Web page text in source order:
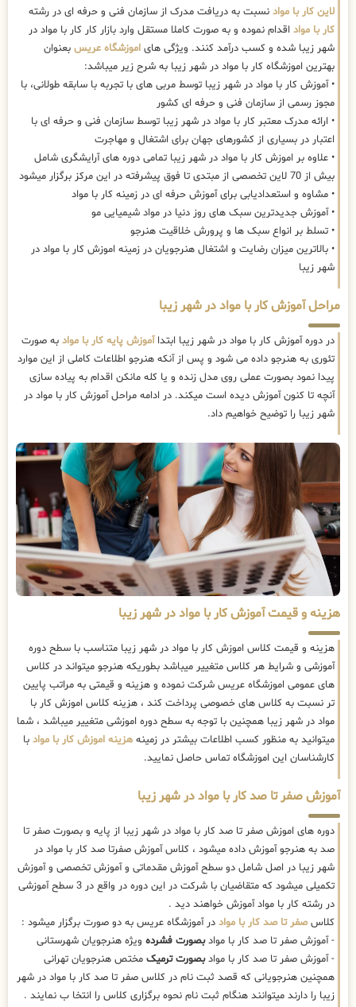
لاین کار با مواد نسبت به دریافت مدرک از سازمان فنی و حرفه ای در رشته
کار با مواد اقدام نموده و به صورت کاملا مستقل وارد بازار کار کار با مواد در
شهر زیبا شده و کسب درآمد کنند. ویژگی های اموزشگاه عریس بعنوان
بهترین اموزشگاه کار با مواد در شهر زیبا به شرح زیر میباشد:
• آموزش کار با مواد در شهر زیبا توسط مربی های با تجربه با سابقه طولانی، با
مجوز رسمی از سازمان فنی و حرفه ای کشور
• ارائه مدرک معتبر کار با مواد در شهر زیبا توسط سازمان فنی و حرفه ای با
اعتبار در بسیاری از کشورهای جهان برای اشتغال و مهاجرت
• علاوه بر اموزش کار با مواد در شهر زیبا تمامی دوره های آرایشگری شامل
بیش از 70 لاین تخصصی از مبتدی تا فوق پیشرفته در این مرکز برگزار میشود
• مشاوه و استعدادیابی برای آموزش حرفه ای در زمینه کار با مواد
• آموزش جدیدترین سبک های روز دنیا در مواد شیمیایی مو
• تسلط بر انواع سبک ها و پرورش خلاقیت هنرجو
• بالاترین میزان رضایت و اشتغال هنرجویان در زمینه اموزش کار با مواد در
شهر زیبا
مراحل آموزش کار با مواد در شهر زیبا
در دوره آموزش کار با مواد در شهر زیبا ابتداآموزش پایه کار با مواد به صورت
تئوری به هنرجو داده می شود و پس از آنکه هنرجو اطلاعات کاملی از این موارد
پیدا نمود بصورت عملی روی مدل زنده و یا کله مانکن اقدام به پیاده سازی
آنچه تا کنون آموزش دیده است میکند. در ادامه مراحل آموزش کار با مواد در
شهر زیبا را توضیح خواهیم داد.
هزینه و قیمت آموزش کار با مواد در شهر زیبا
هزینه و قیمت کلاس اموزش کار با مواد در شهر زیبا متناسب با سطح دوره
آموزشی و شرایط هر کلاس متغییر میباشد بطوریکه هنرجو میتواند در کلاس
های عمومی اموزشگاه عریس شرکت نموده و هزینه و قیمتی به مراتب پایین
تر نسبت به کلاس های خصوصی پرداخت کند ، هزینه کلاس اموزش کار با
مواد در شهر زیبا همچنین با توجه به سطح دوره اموزشی متغییر میباشد ، شما
میتوانید به منظور کسب اطلاعات بیشتر در زمینه هزینه اموزش کار با مواد با
کارشناسان این اموزشگاه تماس حاصل نمایید.
آموزش صفر تا صد کار با مواد در شهر زیبا
دوره های اموزش صفر تا صد کار با مواد در شهر زیبا از پایه و بصورت صفر تا
صد به هنرجو آموزش داده میشود ، کلاس آموزش صفرتا صد کار با مواد در
شهر زیبا در اصل شامل دو سطح آموزش مقدماتی و آموزش تخصصی و آموزش
تکمیلی میشود که متقاضیان با شرکت در این دوره در واقع در 3 سطح آموزشی
در رشته کار با مواد آموزش خواهند دید .
کلاسصفر تا صد کار با مواد در آموزشگاه عریس به دو صورت برگزار میشود :
- آموزش صفر تا صد کار با موادبصورت فشرده ویژه هنرجویان شهرستانی
- آموزش صفر تا صد کار با موادبصورت ترمیک مختص هنرجویان تهرانی
همچنین هنرجویانی که قصد ثبت نام در کلاس صفر تا صد کار با مواد در شهر
زیبا را دارند میتوانند هنگام ثبت نام نحوه برگزاری کلاس را انتخا ب نمایند .